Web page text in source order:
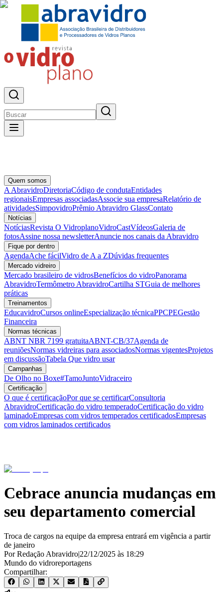
Quem somos
A AbravidroDiretoriaCódigo de condutaEntidades
regionaisEmpresas associadasAssocie sua empresaRelatório de
atividadesSimpovidroPrêmio Abravidro GlassContato
Notícias
NotíciasRevista O VidroplanoVidroCastVídeosGaleria de
fotosAssine nossa newsletterAnuncie nos canais da Abravidro
Fique por dentro
AgendaAche fácilVidro de A a ZDúvidas frequentes
Mercado vidreiro
Mercado brasileiro de vidrosBenefícios do vidroPanorama
AbravidroTermômetro AbravidroCartilha STGuia de melhores
práticas
Treinamentos
EducavidroCursos onlineEspecialização técnicaPPCPEGestão
Financeira
Normas técnicas
ABNT NBR 7199 gratuitaABNT-CB/37Agenda de
reuniõesNormas vidreiras para associadosNormas vigentesProjetos
em discussãoTabela Que vidro usar
Campanhas
De Olho no Boxe#TamoJuntoVidraceiro
Certificação
O que é certificaçãoPor que se certificarConsultoria
AbravidroCertificação do vidro temperadoCertificação do vidro
laminadoEmpresas com vidros temperados certificadosEmpresas
com vidros laminados certificados
Cebrace anuncia mudanças em
seu departamento comercial
Troca de cargos na equipe da empresa entrará em vigência a partir
de janeiro
Por Redação Abravidro|22/12/2025 às 18:29
Mundo do vidroreportagens
Compartilhar: